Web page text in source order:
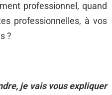
professionnel, quand
professionnelles, à vos
?
je vais vous expliquer